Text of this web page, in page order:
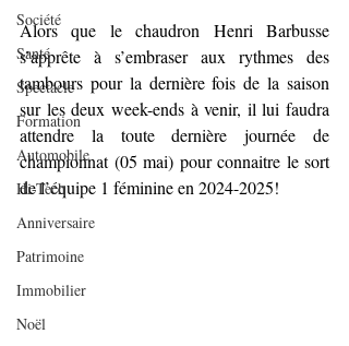
Société
Santé
Spectacle
Formation
Automobile
Hi-Tech
Anniversaire
Patrimoine
Immobilier
Noël
Alors que le chaudron Henri Barbusse
s’apprête à s’embraser aux rythmes des
tambours pour la dernière fois de la saison
sur les deux week-ends à venir, il lui faudra
attendre la toute dernière journée de
championnat (05 mai) pour connaitre le sort
de l’équipe 1 féminine en 2024-2025!